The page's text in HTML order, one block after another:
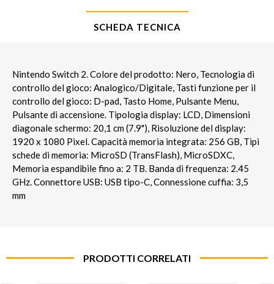
SCHEDA TECNICA
Nintendo Switch 2. Colore del prodotto: Nero, Tecnologia di
controllo del gioco: Analogico/Digitale, Tasti funzione per il
controllo del gioco: D-pad, Tasto Home, Pulsante Menu,
Pulsante di accensione. Tipologia display: LCD, Dimensioni
diagonale schermo: 20,1 cm (7.9"), Risoluzione del display:
1920 x 1080 Pixel. Capacità memoria integrata: 256 GB, Tipi
schede di memoria: MicroSD (TransFlash), MicroSDXC,
Memoria espandibile fino a: 2 TB. Banda di frequenza: 2.45
GHz. Connettore USB: USB tipo-C, Connessione cuffia: 3,5
mm
PRODOTTI CORRELATI